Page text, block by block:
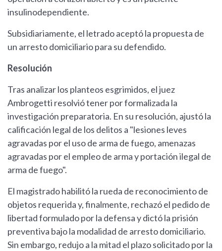
insulinodependiente.
Subsidiariamente, el letrado aceptó la propuesta de
un arresto domiciliario para su defendido.
Resolución
Tras analizar los planteos esgrimidos, el juez
Ambrogetti resolvió tener por formalizada la
investigación preparatoria. En su resolución, ajustó la
calificación legal de los delitos a "lesiones leves
agravadas por el uso de arma de fuego, amenazas
agravadas por el empleo de arma y portación ilegal de
arma de fuego".
El magistrado habilitó la rueda de reconocimiento de
objetos requerida y, finalmente, rechazó el pedido de
libertad formulado por la defensa y dictó la prisión
preventiva bajo la modalidad de arresto domiciliario.
Sin embargo, redujo a la mitad el plazo solicitado por la